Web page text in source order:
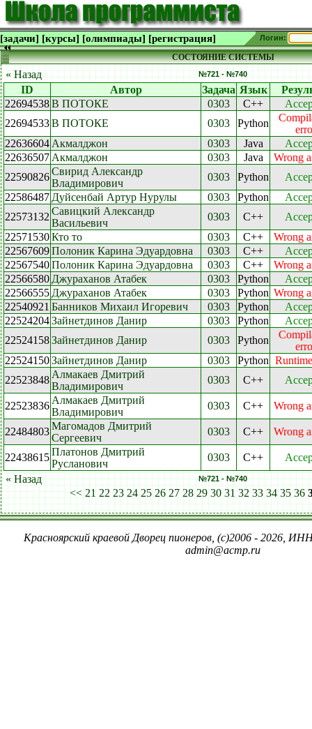
[задачи] [курсы] [олимпиады] [регистрация] Логин:
СОСТОЯНИЕ СИСТЕМЫ
« Назад №721 - №740
ID Автор Задача Язык
22694538В ПОТОКЕ 0303 C++
22694533В ПОТОКЕ 0303 Python
22636604 Акмалджон 0303 Java
22636507 Акмалджон 0303 Java
Wrong
22590826Свирид Александр
Владимирович
0303 Python
22586487 Дуйсенбай Артур Нурулы 0303 Python
22573132 Савицкий Александр
Васильевич
0303 C++
22571530Кто то 0303 C++
Wrong
22567609Полоник Карина Эдуардовна 0303 C++
22567540Полоник Карина Эдуардовна 0303 C++
Wrong
22566580 Джураханов Атабек 0303 Python
22566555 Джураханов Атабек 0303 Python Wrong
22540921 Банников Михаил Игоревич 0303 Python
22524204Зайнетдинов Данир 0303 Python
22524158Зайнетдинов Данир 0303 Python
22524150Зайнетдинов Данир 0303 Python
22523848 Алмакаев Дмитрий
Владимирович
0303 C++
22523836 Алмакаев Дмитрий
Владимирович
0303 C++ Wrong
22484803Магомадов Дмитрий
Сергеевич
0303 C++ Wrong
22438615Платонов Дмитрий
Русланович
0303 C++
« Назад
№721 - №740
<< 21 22 23 24 25 26 27 28 29 30 31 32 33 34 35 36
Красноярский краевой Дворец пионеров, (c)2006 - 2026,
admin@acmp.ru